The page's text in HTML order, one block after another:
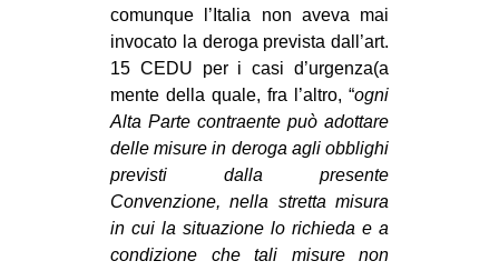
comunque l’Italia non aveva mai
invocato la deroga prevista dall’art.
15 CEDU per i casi d’urgenza(a
mente della quale, fra l’altro, “ogni
Alta Parte contraente può adottare
delle misure in deroga agli obblighi
previsti dalla presente
Convenzione, nella stretta misura
in cui la situazione lo richieda e a
condizione che tali misure non